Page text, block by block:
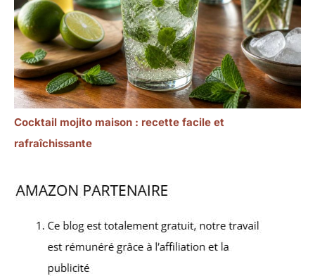
Cocktail mojito maison : recette facile et
rafraîchissante